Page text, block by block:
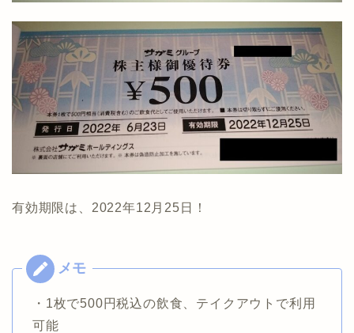
有効期限は、2022年12月25日！
・1枚で500円税込の飲食、テイクアウトで利用
可能